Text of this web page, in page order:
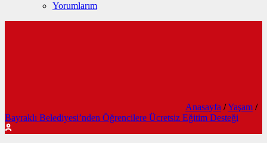
Yorumlarım
Anasayfa /Yaşam /
Bayraklı Belediyesi’nden Öğrencilere Ücretsiz Eğitim Desteği